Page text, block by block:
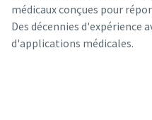
médicaux conçues pour
Des décennies d'expérience
d'applications médicales.